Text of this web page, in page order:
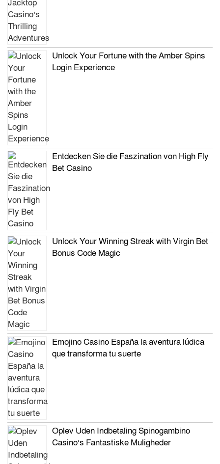
Unlock Your Fortune with the Amber Spins
Login Experience
Entdecken Sie die Faszination von High Fly
Bet Casino
Unlock Your Winning Streak with Virgin Bet
Bonus Code Magic
Emojino Casino España la aventura lúdica
que transforma tu suerte
Oplev Uden Indbetaling Spinogambino
Casino’s Fantastiske Muligheder